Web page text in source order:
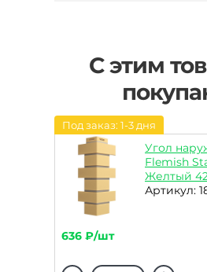
С этим
Под заказ: 1-3 дня
Угол
Flemish
Желтый
Артикул:
636 ₽/шт